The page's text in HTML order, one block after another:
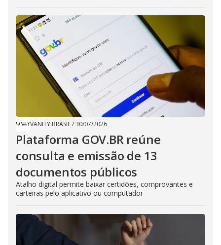
VANITY BRASIL/30/07/2026
Plataforma GOV.BR reúne
consulta e emissão de 13
documentos públicos
Atalho digital permite baixar certidões, comprovantes e
carteiras pelo aplicativo ou computador